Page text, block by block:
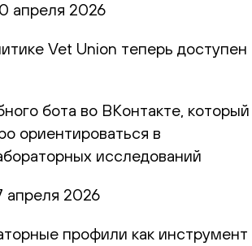
апреля 2026
Vet Union теперь доступен
бота во ВКонтакте, который
ориентироваться в
исследований
апреля 2026
профили как инструмент